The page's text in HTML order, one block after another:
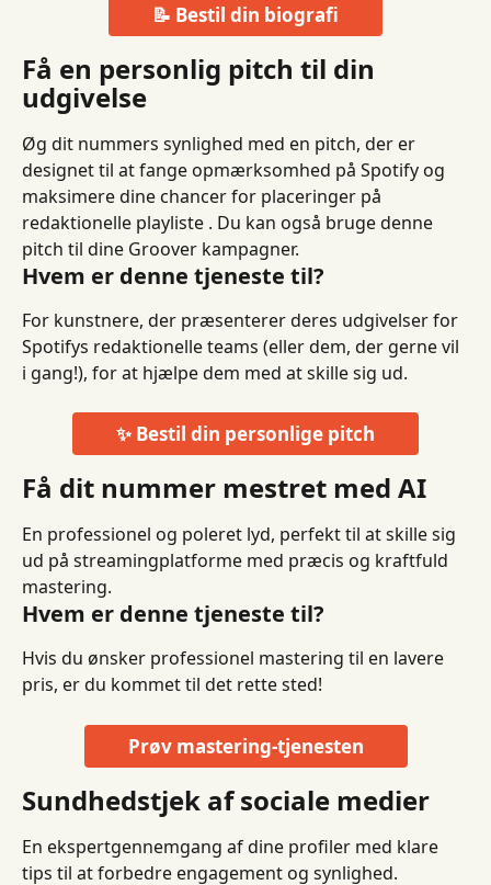
📝 Bestil din biografi
Få en personlig pitch til din
udgivelse
Øg dit nummers synlighed med en pitch, der er
designet til at fange opmærksomhed på Spotify og
maksimere dine chancer for placeringer på
redaktionelle playliste . Du kan også bruge denne
pitch til dine Groover kampagner.
Hvem er denne tjeneste til?
For kunstnere, der præsenterer deres udgivelser for
Spotifys redaktionelle teams (eller dem, der gerne vil
i gang!), for at hjælpe dem med at skille sig ud.
✨ Bestil din personlige pitch
Få dit nummer mestret med AI
En professionel og poleret lyd, perfekt til at skille sig
ud på streamingplatforme med præcis og kraftfuld
mastering.
Hvem er denne tjeneste til?
Hvis du ønsker professionel mastering til en lavere
pris, er du kommet til det rette sted!
Prøv mastering-tjenesten
Sundhedstjek af sociale medier
En ekspertgennemgang af dine profiler med klare
tips til at forbedre engagement og synlighed.